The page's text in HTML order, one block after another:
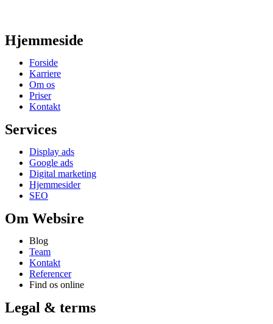
Hjemmeside
Forside
Karriere
Om os
Priser
Kontakt
Services
Display ads
Google ads
Digital marketing
Hjemmesider
SEO
Om Websire
Blog
Team
Kontakt
Referencer
Find os online
Legal & terms